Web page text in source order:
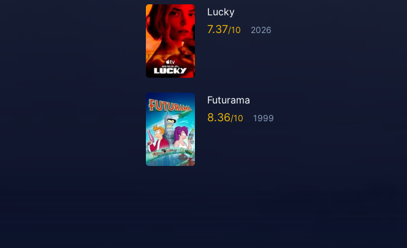
Lucky
7.37 2026
Futurama
8.36 1999